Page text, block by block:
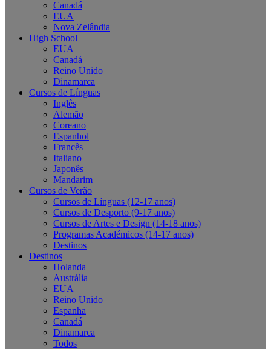
Canadá
EUA
Nova Zelândia
High School
EUA
Canadá
Reino Unido
Dinamarca
Cursos de Línguas
Inglês
Alemão
Coreano
Espanhol
Francês
Italiano
Japonês
Mandarim
Cursos de Verão
Cursos de Línguas (12-17 anos)
Cursos de Desporto (9-17 anos)
Cursos de Artes e Design (14-18 anos)
Programas Académicos (14-17 anos)
Destinos
Destinos
Holanda
Austrália
EUA
Reino Unido
Espanha
Canadá
Dinamarca
Todos